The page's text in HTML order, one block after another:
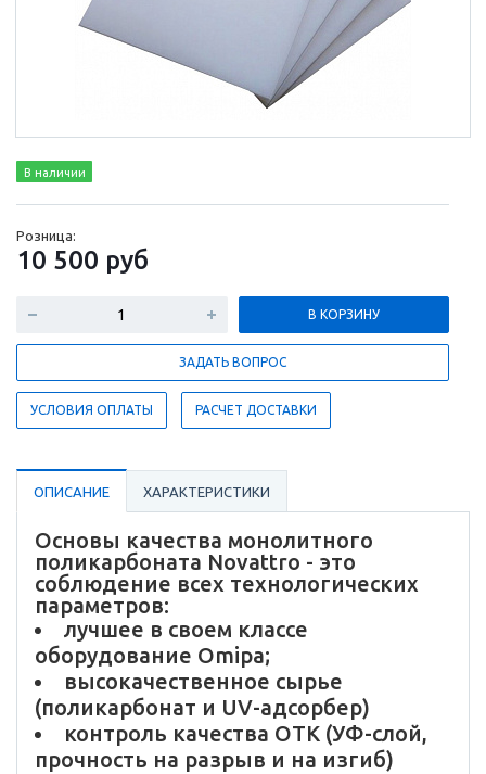
В наличии
Розница:
10 500 руб
В КОРЗИНУ
ЗАДАТЬ ВОПРОС
УСЛОВИЯ ОПЛАТЫ РАСЧЕТ ДОСТАВКИ
ОПИСАНИЕ ХАРАКТЕРИСТИКИ
Основы качества монолитного
поликарбоната Novattro - это
соблюдение всех технологических
параметров:
лучшее в своем классе
оборудование Omipa;
высокачественное сырье
(поликарбонат и UV-адсорбер)
контроль качества ОТК (УФ-слой,
прочность на разрыв и на изгиб)